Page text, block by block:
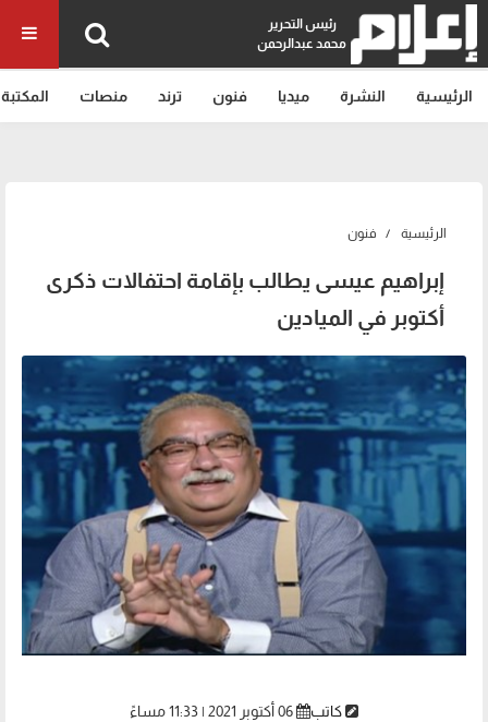
رئيس التحرير
محمد عبدالرحمن
الرئيسية النشرة ميديا فنون ترند منصات المكتبة
الرئيسية فنون
إبراهيم عيسى يطالب بإقامة احتفالات ذكرى
أكتوبر في الميادين
كاتب